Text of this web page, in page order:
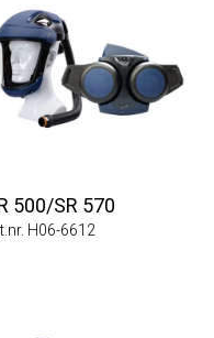
500/SR 570
H06-6612